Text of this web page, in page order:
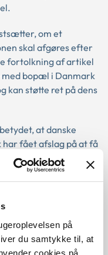
på
du samtykke til, at
cookies på
om et
skal afgøres efter
fortolkning af artikel
bopæl i Danmark
kan støtte ret på dens
at danske
fået afslag på at få
i det tidligere
danske pension. Det
fra det tidligere